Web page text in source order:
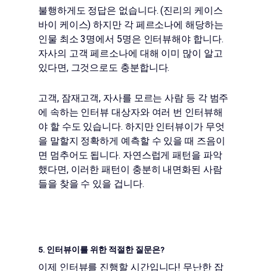
불행하게도 정답은 없습니다. (진리의 케이스
바이 케이스) 하지만 각 페르소나에 해당하는
인물 최소 3명에서 5명은 인터뷰해야 합니다.
자사의 고객 페르소나에 대해 이미 많이 알고
있다면, 그것으로도 충분합니다.
고객, 잠재고객, 자사를 모르는 사람 등 각 범주
에 속하는 인터뷰 대상자와 여러 번 인터뷰해
야 할 수도 있습니다. 하지만 인터뷰이가 무엇
을 말할지 정확하게 예측할 수 있을 때 즈음이
면 멈추어도 됩니다. 자연스럽게 패턴을 파악
했다면, 이러한 패턴이 충분히 내면화된 사람
들을 찾을 수 있을 겁니다.
5. 인터뷰이를 위한 적절한 질문은?
이제 인터뷰를 진행할 시간입니다! 무난한 잡